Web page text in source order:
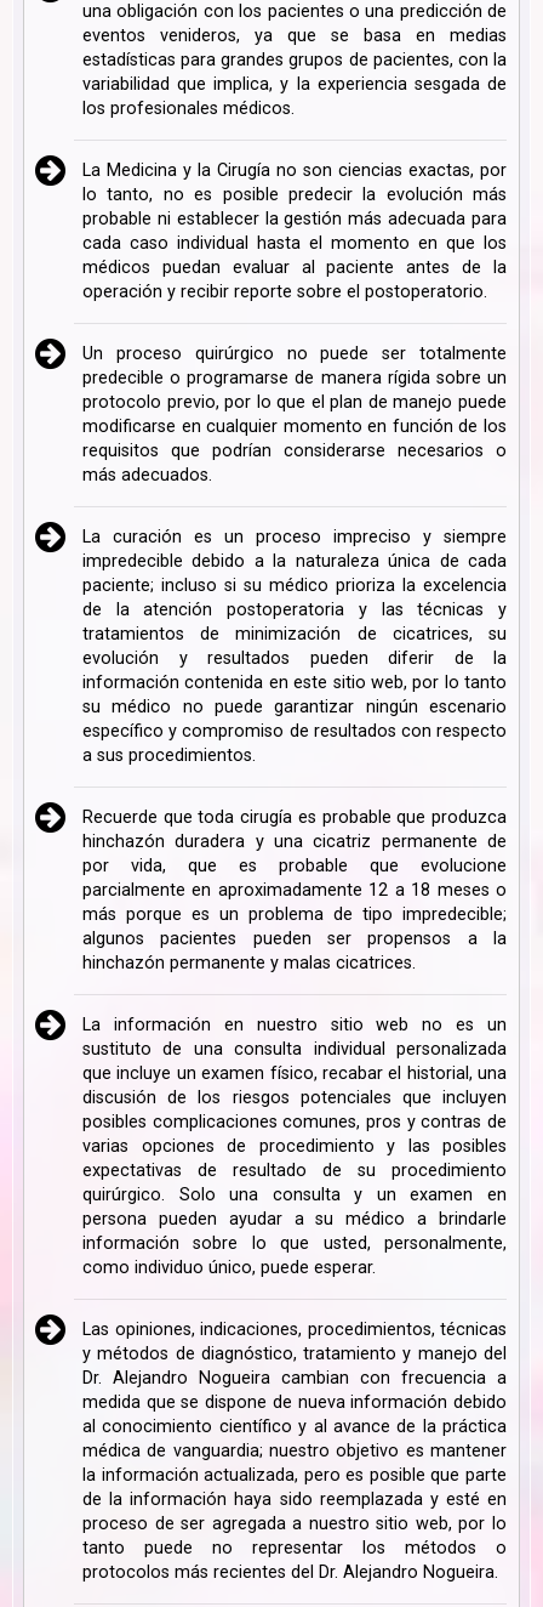
una obligación con los pacientes o una predicción de
eventos venideros, ya que se basa en medias
estadísticas para grandes grupos de pacientes, con la
variabilidad que implica, y la experiencia sesgada de
los profesionales médicos.
La Medicina y la Cirugía no son ciencias exactas, por
lo tanto, no es posible predecir la evolución más
probable ni establecer la gestión más adecuada para
cada caso individual hasta el momento en que los
médicos puedan evaluar al paciente antes de la
operación y recibir reporte sobre el postoperatorio.
Un proceso quirúrgico no puede ser totalmente
predecible o programarse de manera rígida sobre un
protocolo previo, por lo que el plan de manejo puede
modificarse en cualquier momento en función de los
requisitos que podrían considerarse necesarios o
más adecuados.
La curación es un proceso impreciso y siempre
impredecible debido a la naturaleza única de cada
paciente; incluso si su médico prioriza la excelencia
de la atención postoperatoria y las técnicas y
tratamientos de minimización de cicatrices, su
evolución y resultados pueden diferir de la
información contenida en este sitio web, por lo tanto
su médico no puede garantizar ningún escenario
específico y compromiso de resultados con respecto
a sus procedimientos.
Recuerde que toda cirugía es probable que produzca
hinchazón duradera y una cicatriz permanente de
por vida, que es probable que evolucione
parcialmente en aproximadamente 12 a 18 meses o
más porque es un problema de tipo impredecible;
algunos pacientes pueden ser propensos a la
hinchazón permanente y malas cicatrices.
La información en nuestro sitio web no es un
sustituto de una consulta individual personalizada
que incluye un examen físico, recabar el historial, una
discusión de los riesgos potenciales que incluyen
posibles complicaciones comunes, pros y contras de
varias opciones de procedimiento y las posibles
expectativas de resultado de su procedimiento
quirúrgico. Solo una consulta y un examen en
persona pueden ayudar a su médico a brindarle
información sobre lo que usted, personalmente,
como individuo único, puede esperar.
Las opiniones, indicaciones, procedimientos, técnicas
y métodos de diagnóstico, tratamiento y manejo del
Dr. Alejandro Nogueira cambian con frecuencia a
medida que se dispone de nueva información debido
al conocimiento científico y al avance de la práctica
médica de vanguardia; nuestro objetivo es mantener
la información actualizada, pero es posible que parte
de la información haya sido reemplazada y esté en
proceso de ser agregada a nuestro sitio web, por lo
tanto puede no representar los métodos o
protocolos más recientes del Dr. Alejandro Nogueira.